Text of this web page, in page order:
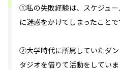
①私の失敗経験は、スケジュ
に迷惑をかけてしまったことで
②大学時代に所属していたダ
タジオを借りて活動をしてい